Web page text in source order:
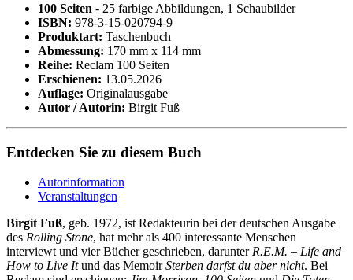
100 Seiten - 25 farbige Abbildungen, 1 Schaubilder
ISBN: 978-3-15-020794-9
Produktart: Taschenbuch
Abmessung: 170 mm x 114 mm
Reihe: Reclam 100 Seiten
Erschienen: 13.05.2026
Auflage: Originalausgabe
Autor / Autorin: Birgit Fuß
Entdecken Sie zu diesem Buch
Autorinformation
Veranstaltungen
Birgit Fuß, geb. 1972, ist Redakteurin bei der deutschen Ausgabe
des Rolling Stone, hat mehr als 400 interessante Menschen
interviewt und vier Bücher geschrieben, darunter R.E.M. – Life and
How to Live Itund das MemoirSterben darfst du aber nicht. Bei